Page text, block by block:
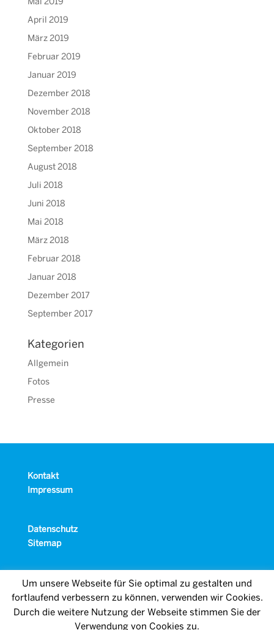
Mai 2019
April 2019
März 2019
Februar 2019
Januar 2019
Dezember 2018
November 2018
Oktober 2018
September 2018
August 2018
Juli 2018
Juni 2018
Mai 2018
März 2018
Februar 2018
Januar 2018
Dezember 2017
September 2017
Kategorien
Allgemein
Fotos
Presse
Kontakt
Impressum
Datenschutz
Sitemap
Um unsere Webseite für Sie optimal zu gestalten und
fortlaufend verbessern zu können, verwenden wir Cookies.
Durch die weitere Nutzung der Webseite stimmen Sie der
Verwendung von Cookies zu.